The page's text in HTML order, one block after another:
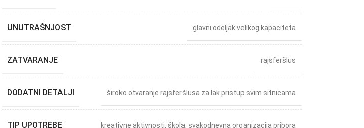
UNUTRAŠNJOST glavni odeljak velikog kapaciteta
ZATVARANJE rajsferšlus
DODATNI DETALJI široko otvaranje rajsferšlusa za lak pristup svim sitnicama
TIP UPOTREBE kreativne aktivnosti, škola, svakodnevna organizacija pribora